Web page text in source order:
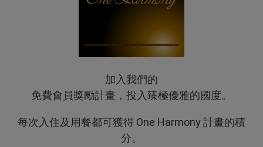
加入我們的
免費會員獎勵計畫，投入臻極優雅的國度。
每次入住及用餐都可獲得 One Harmony 計畫的積
分。